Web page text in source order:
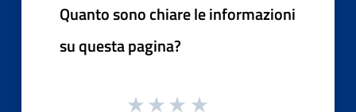
Quanto sono chiare le informazioni
su questa pagina?